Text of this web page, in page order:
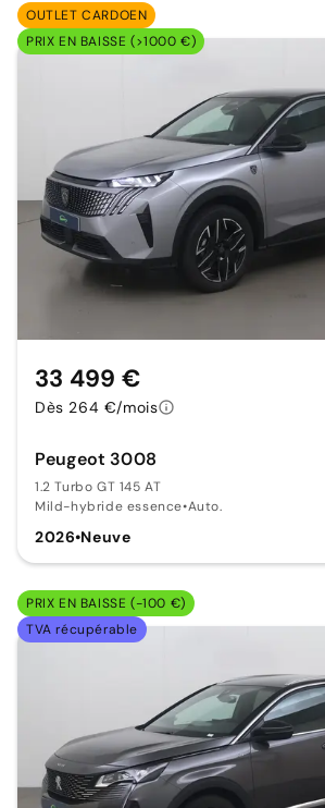
OUTLET CARDOEN
PRIX EN BAISSE (>1000 €)
Peugeot 3008
1.2 Turbo GT 145 AT
Mild-hybride essence•Auto.
2026•Neuve
33 499 €
Dès 264 €/mois
PRIX EN BAISSE (-100 €)
TVA récupérable